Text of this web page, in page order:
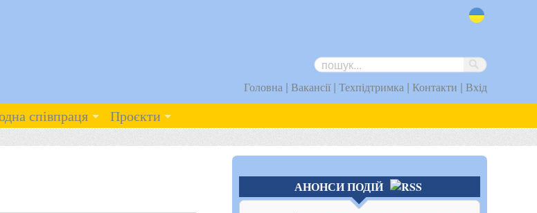
Головна | Вакансії| Техпідтримка | Контакти | Вхід
співпраця Проєкти
АНОНСИ ПОДІЙ